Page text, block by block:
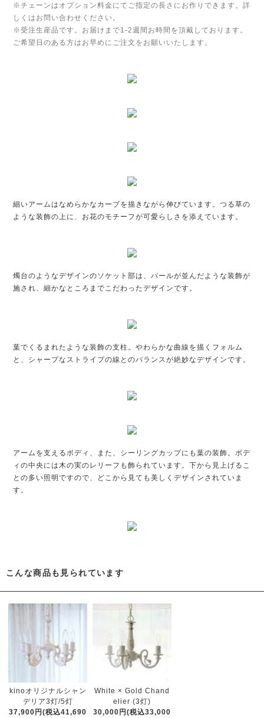
※チェーンはオプション料金にてご指定の長さにお作りできます。詳
しくはお問い合わせください。
※受注生産品です。お届けまで1-2週間お時間を頂戴しております。
ご希望日のある方はお早めにご注文をお願いいたします。
細いアームはなめらかなカーブを描きながら伸びています。つる草の
ような装飾の上に、お花のモチーフが可愛らしさを添えています。
燭台のようなデザインのソケット部は、パールが並んだような装飾が
施され、細かなところまでこだわったデザインです。
葉でくるまれたような装飾の支柱。やわらかな曲線を描くフォルム
と、シャープなストライプの線とのバランスが絶妙なデザインです。
アームを支えるボディ、また、シーリングカップにも葉の装飾。ボデ
ィの中央には木の実のレリーフも飾られています。下から見上げるこ
との多い照明ですので、どこから見ても美しくデザインされていま
す。
こんな商品も見られています
kinoオリジナルシャン
デリア3灯/5灯
37,900円(税込41,690
White × Gold Chand
elier (3灯)
30,000円(税込33,000